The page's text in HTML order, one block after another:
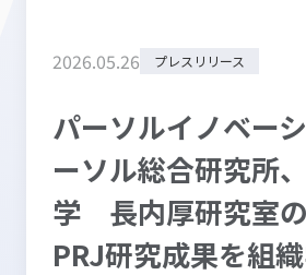
2026.05.26 プレスリリース
パーソルイノベー
ーソル総合研究所
学 長内厚研究室
PRJ研究成果を組